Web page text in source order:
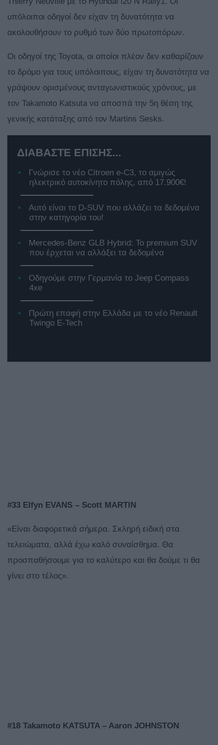
υπόλοιποι οδηγοί δεν είχαν τη δυνατότητα να
ακολουθήσουν το ρυθμό των δύο πρωτοπόρων.
Οι οδηγοί της Toyota, οι οποίοι πλέον δεν καθαρίζουν
το δρόμο για τους υπόλοιπους, είχαν τη δυνατότητα να
γράψουν ορισμένους ανταγωνιστικούς χρόνους, με
τον Takamoto Katsuta να αποσπά την 5η θέση της
γενικής κατάταξης από τον Martins Sesks.
ΔΙΑΒΑΣΤΕ ΕΠΙΣΗΣ...
Γνώρισε το νέο Citroen e-C3, το αμιγώς
ηλεκτρικό αυτοκίνητο πόλης, από 17.900€!
Αυτό είναι το D-SUV που αλλάζει τα δεδομένα
στην κατηγορία του!
Mercedes-Benz GLB Hybrid: Το premium SUV
που έρχεται να αλλάξει τα δεδομένα
Οδηγούμε στην Γερμανία το Jeep Compass
4xe
Πρώτη επαφή στην Ελλάδα με το νέο Renault
Twingo E-Tech
#33 Elfyn EVANS – Scott MARTIN
«Είναι διαφορετικά σήμερα. Σκληρή ειδική στα
τελειώματα, αλλά έχω καλό συναίσθημα. Θα
προσπαθήσουμε για το καλύτερο και θα δούμε τι θα
γίνει στο τέλος».
#18 Takamoto KATSUTA – Aaron JOHNSTON